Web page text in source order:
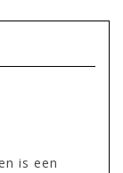
is een